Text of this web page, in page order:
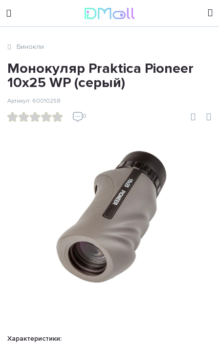
sales@dimoll.ru
Бинокли
Монокуляр Praktica Pioneer
10x25 WP (серый)
0
Артикул: 60010258
Характеристики: